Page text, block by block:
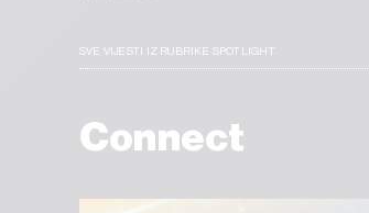
SVE VIJESTI IZ RUBRIKE SPOTLIGHT
Connect